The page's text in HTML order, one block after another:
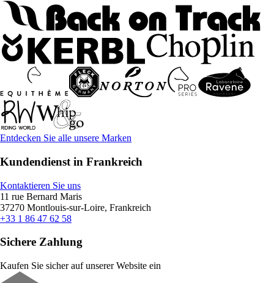
Entdecken Sie alle unsere Marken
Kundendienst in Frankreich
Kontaktieren Sie uns
11 rue Bernard Maris
37270 Montlouis-sur-Loire, Frankreich
+33 1 86 47 62 58
Sichere Zahlung
Kaufen Sie sicher auf unserer Website ein